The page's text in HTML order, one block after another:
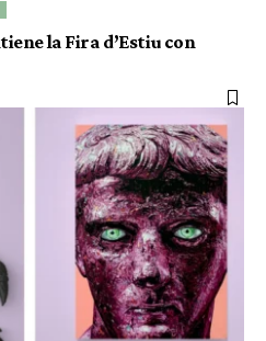
la Fira d’Estiu con